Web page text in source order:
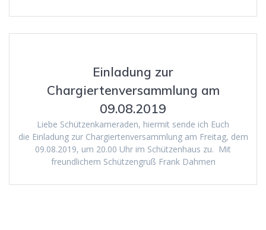
Einladung zur
Chargiertenversammlung am
09.08.2019
Liebe Schützenkameraden, hiermit sende ich Euch
die Einladung zur Chargiertenversammlung am Freitag, dem
09.08.2019, um 20.00 Uhr im Schützenhaus zu. Mit
freundlichem Schützengruß Frank Dahmen